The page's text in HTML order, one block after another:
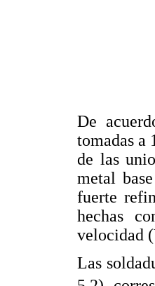
De
tomadas a
de las
metal
fuerte
hechas
velocidad
Las